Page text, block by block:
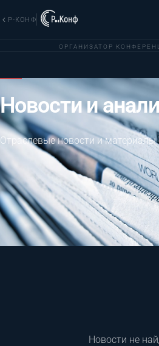
Р-КОНФ
ОРГАНИЗАТОР
Новости и
Отраслевые новости и материалы
Новости не